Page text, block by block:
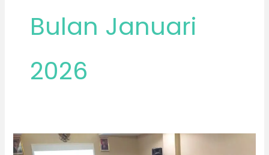
Bulan Januari
2026
Bimtek